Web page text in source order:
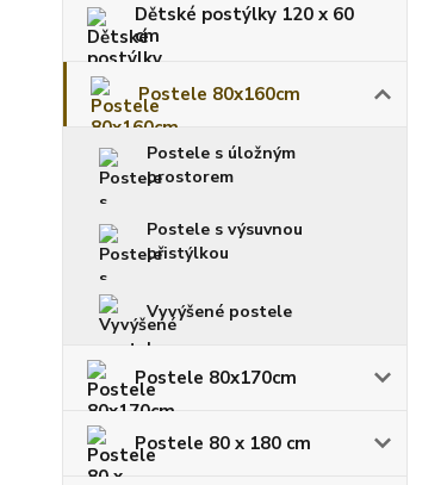
Dětské postýlky 120 x 60
cm
Postele 80x160cm
Postele s úložným
prostorem
Postele s výsuvnou
přistýlkou
Vyvýšené postele
Postele 80x170cm
Postele 80 x 180 cm